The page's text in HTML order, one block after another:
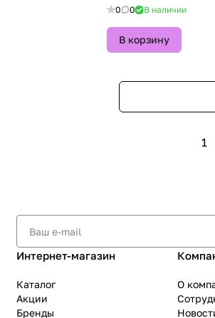
0 0 В наличии
В корзину
1
Интернет-магазин
Каталог
Акции
Бренды
О